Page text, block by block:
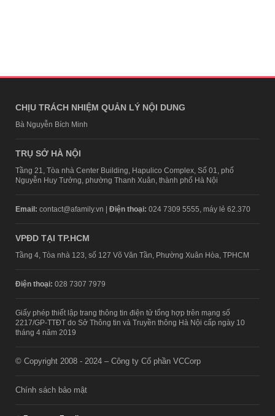
CHỊU TRÁCH NHIỆM QUẢN LÝ NỘI DUNG
Bà Nguyễn Bích Minh
TRỤ SỞ HÀ NỘI
Tầng 21, Tòa nhà Center Building, Hapulico Complex, Số 01, phố
Nguyễn Huy Tưởng, phường Thanh Xuân, thành phố Hà Nội
Email: contact@afamily.vn | Điện thoại: 024 7309 5555, máy lẻ 62.370
VPĐD TẠI TP.HCM
Tầng 4, Tòa nhà 123, số 127 Võ Văn Tần, Phường Xuân Hòa, TPHCM
Điện thoại: 028 7307 7979
Giấy phép thiết lập trang thông tin điện tử tổng hợp trên mạng số
2217/GP-TTĐT do Sở Thông tin và Truyền thông Hà Nội cấp ngày 10
tháng 4 năm 2019
© Copyright 2008 - 2024 – Công ty Cổ phần VCCorp
Chính sách bảo mật